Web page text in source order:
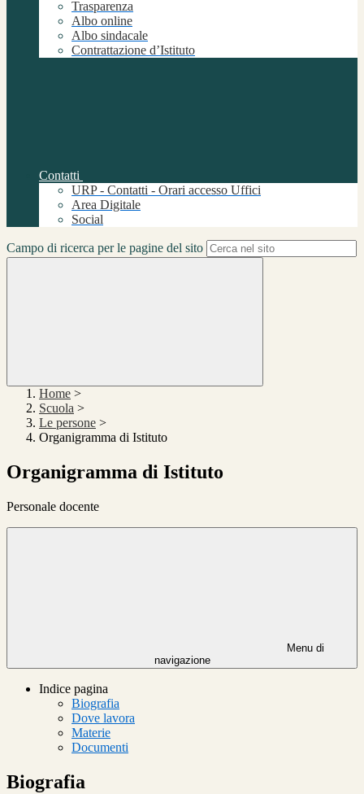
Trasparenza
Albo online
Albo sindacale
Contrattazione d’Istituto
Contatti
URP - Contatti - Orari accesso Uffici
Area Digitale
Social
Campo di ricerca per le pagine del sito
Home >
Scuola >
Le persone >
Organigramma di Istituto
Organigramma di Istituto
Personale docente
Menu di
navigazione
Indice pagina
Biografia
Dove lavora
Materie
Documenti
Biografia